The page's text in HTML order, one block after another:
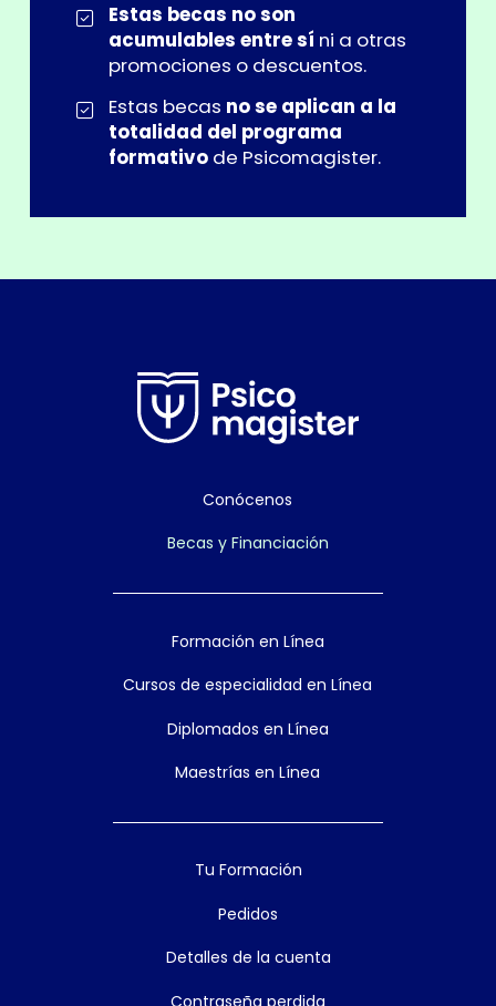
Estas becas no son
acumulables entre sí ni a otras
promociones o descuentos.
Estas becas no se aplican a la
totalidad del programa
formativode Psicomagister.
Conócenos
Becas y Financiación
Formación en Línea
Cursos de especialidad en Línea
Diplomados en Línea
Maestrías en Línea
Tu Formación
Pedidos
Detalles de la cuenta
Contraseña perdida